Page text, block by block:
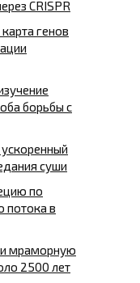
CRISPR
генов
борьбы с
суши
по
потока в
мраморную
2500 лет